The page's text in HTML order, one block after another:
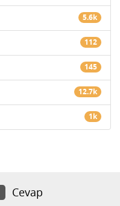
5.6k
112
145
12.7k
1k
Cevap